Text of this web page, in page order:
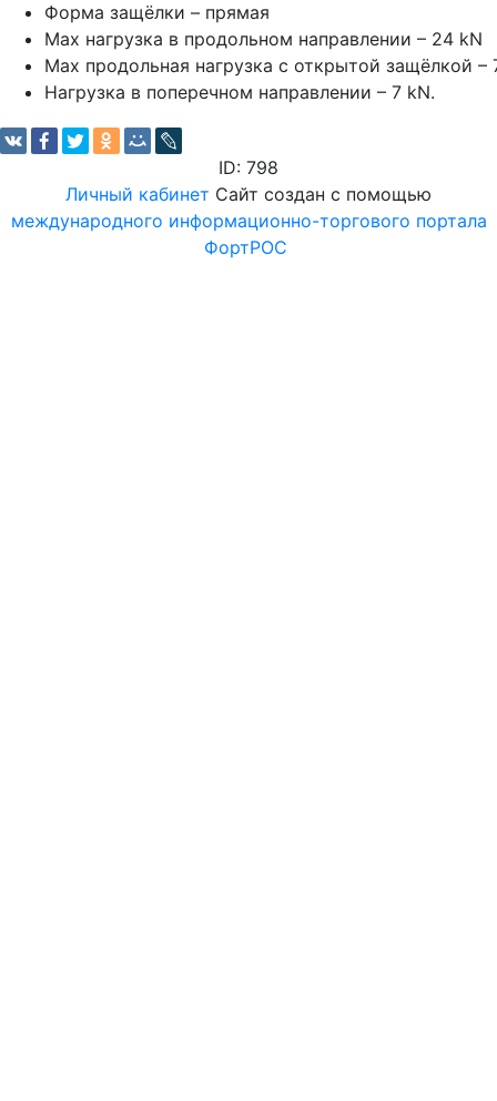
Форма защёлки – прямая
Мах нагрузка в продольном направлении – 24 kN
Max продольная нагрузка с открытой защёлкой –
Нагрузка в поперечном направлении – 7 kN.
ID: 798
Личный кабинет Сайт создан с помощью
международного информационно-торгового портала
ФортРОС